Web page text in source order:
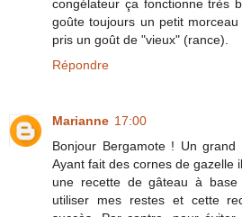
congélateur ça fonctionne très
goûte toujours un petit
pris un goût de "vieux" (rance).
Répondre
Marianne 17:00
Bonjour Bergamote ! Un
Ayant fait des cornes de gazelle
une recette de gâteau à
utiliser mes restes et cette